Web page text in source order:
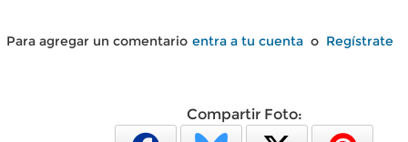
Para agregar un comentario entra a tu cuenta o Regístrate
Compartir Foto: